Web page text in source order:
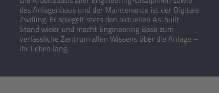
des Anlagenbaus und der Maintenance ist der Digitale
Zwilling. Er spiegelt stets den aktuellen As-built-
Stand wider und macht Engineering Base zum
verlässliche Zentrum allen Wissens über die Anlage –
ihr Leben lang.